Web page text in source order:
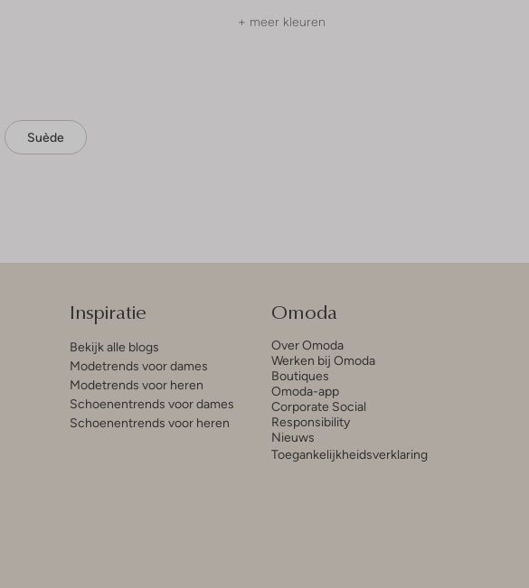
+ meer kleuren
Suède
Inspiratie
Bekijk alle blogs
Modetrends voor dames
Modetrends voor heren
Schoenentrends voor dames
Schoenentrends voor heren
Omoda
Over Omoda
Werken bij Omoda
Boutiques
Omoda-app
Corporate Social
Responsibility
Nieuws
Toegankelijkheidsverklaring